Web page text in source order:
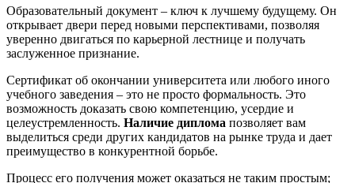
Образовательный документ – ключ к лучшему будущему. Он
открывает двери перед новыми перспективами, позволяя
уверенно двигаться по карьерной лестнице и получать
заслуженное признание.
Сертификат об окончании университета или любого иного
учебного заведения – это не просто формальность. Это
возможность доказать свою компетенцию, усердие и
целеустремленность. Наличие диплома позволяет вам
выделиться среди других кандидатов на рынке труда и дает
преимущество в конкурентной борьбе.
Процесс его получения может оказаться не таким простым;